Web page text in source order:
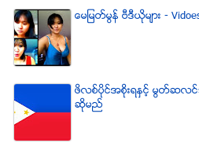
ေမျမတ္မြန္ ဗီဒီယုိမ်ား -
ဖိလစ္ပိုင္အစိုးရႏွင့္ မြတ္ဆလင္
ဆိုမည္